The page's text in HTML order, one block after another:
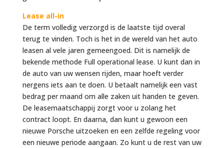
Lease all-in
De term volledig verzorgd is de laatste tijd overal
terug te vinden. Toch is het in de wereld van het auto
leasen al vele jaren gemeengoed. Dit is namelijk de
bekende methode Full operational lease. U kunt dan in
de auto van uw wensen rijden, maar hoeft verder
nergens iets aan te doen. U betaalt namelijk een vast
bedrag per maand om alle zaken uit handen te geven.
De leasemaatschappij zorgt voor u zolang het
contract loopt. En daarna, dan kunt u gewoon een
nieuwe Porsche uitzoeken en een zelfde regeling voor
een nieuwe periode aangaan. Zo kunt u de rest van uw